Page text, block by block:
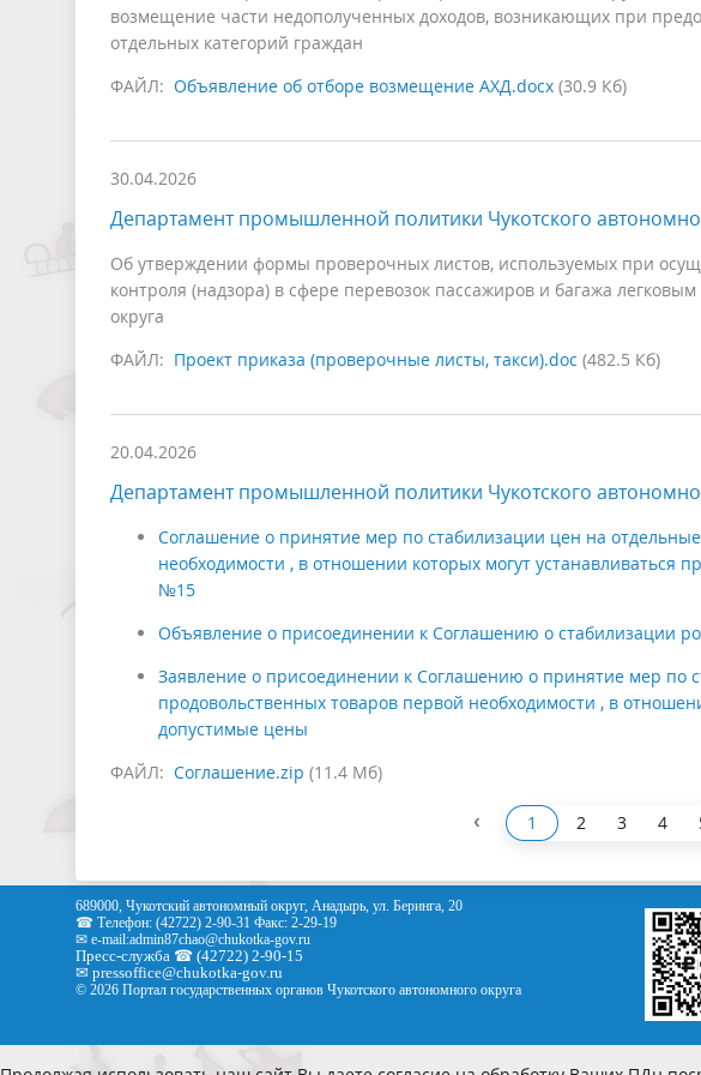
возмещение части недополученных доходов, возникающих при
отдельных категорий граждан
ФАЙЛ: Объявление об отборе возмещение АХД.docx (30.9 Кб)
30.04.2026
Департамент промышленной политики Чукотского
Об утверждении формы проверочных листов, используемых при
контроля (надзора) в сфере перевозок пассажиров и багажа
округа
ФАЙЛ: Проект приказа (проверочные листы, такси).doc (482.5 Кб)
20.04.2026
Департамент промышленной политики Чукотского
Соглашение о принятие мер по стабилизации цен на
необходимости , в отношении которых могут устанавливаться
№15
Объявление о присоединении к Соглашению о стабилизации
Заявление о присоединении к Соглашению о принятие мер по
продовольственных товаров первой необходимости , в
допустимые цены
ФАЙЛ: Соглашение.zip (11.4 Мб)
‹ 1 2 3 4
689000, Чукотский автономный округ, Анадырь, ул. Беринга, 20
☎ Телефон: (42722) 2-90-31 Факс: 2-29-19
✉ e-mail:admin87chao@chukotka-gov.ru
Пресс-служба ☎ (42722) 2-90-15
✉ pressoffice@chukotka-gov.ru
© 2026 Портал государственных органов Чукотского автономного округа